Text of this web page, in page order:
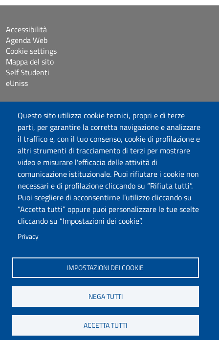
Questo sito utilizza cookie tecnici, propri e di terze
parti, per garantire la corretta navigazione e analizzare
il traffico e, con il tuo consenso, cookie di profilazione e
altri strumenti di tracciamento di terzi per mostrare
video e misurare l'efficacia delle attività di
comunicazione istituzionale. Puoi rifiutare i cookie non
necessari e di profilazione cliccando su “Rifiuta tutti”.
Puoi scegliere di acconsentirne l’utilizzo cliccando su
“Accetta tutti” oppure puoi personalizzare le tue scelte
cliccando su “Impostazioni dei cookie”.
Privacy
IMPOSTAZIONI DEI COOKIE
NEGA TUTTI
ACCETTA TUTTI
Università degli Studi di Sassari
Dipartimento di Scienze chimiche, fisiche, matematiche e
naturali
Via Vienna 2, 07100 Sassari
Tel./Fax: +39 079 229535/+39 079 228625
www.uniss.it
Accessibilità
Agenda Web
Cookie settings
Mappa del sito
Self Studenti
eUniss
Dichiarazione di accessibilità
Posta elettronica @uniss.it
Protocollo
Seguici su